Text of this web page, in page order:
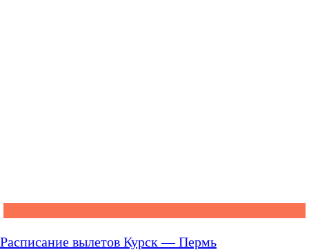
Расписание вылетов Курск — Пермь